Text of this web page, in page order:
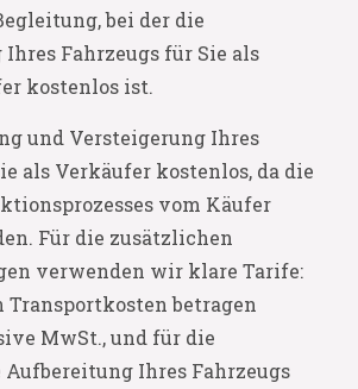
bei der die
Fahrzeugs für Sie als
kostenlos ist.
und Versteigerung Ihres
als Verkäufer kostenlos, da die
vom Käufer
Für die zusätzlichen
verwenden wir klare Tarife:
Transportkosten betragen
MwSt., und für die
Ihres Fahrzeugs